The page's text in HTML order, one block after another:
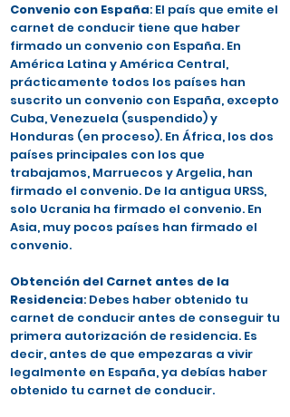
Convenio con España: El país que emite el
carnet de conducir tiene que haber
firmado un convenio con España. En
América Latina y América Central,
prácticamente todos los países han
suscrito un convenio con España, excepto
Cuba, Venezuela (suspendido) y
Honduras (en proceso). En África, los dos
países principales con los que
trabajamos, Marruecos y Argelia, han
firmado el convenio. De la antigua URSS,
solo Ucrania ha firmado el convenio. En
Asia, muy pocos países han firmado el
convenio.
Obtención del Carnet antes de la
Residencia: Debes haber obtenido tu
carnet de conducir antes de conseguir tu
primera autorización de residencia. Es
decir, antes de que empezaras a vivir
legalmente en España, ya debías haber
obtenido tu carnet de conducir.